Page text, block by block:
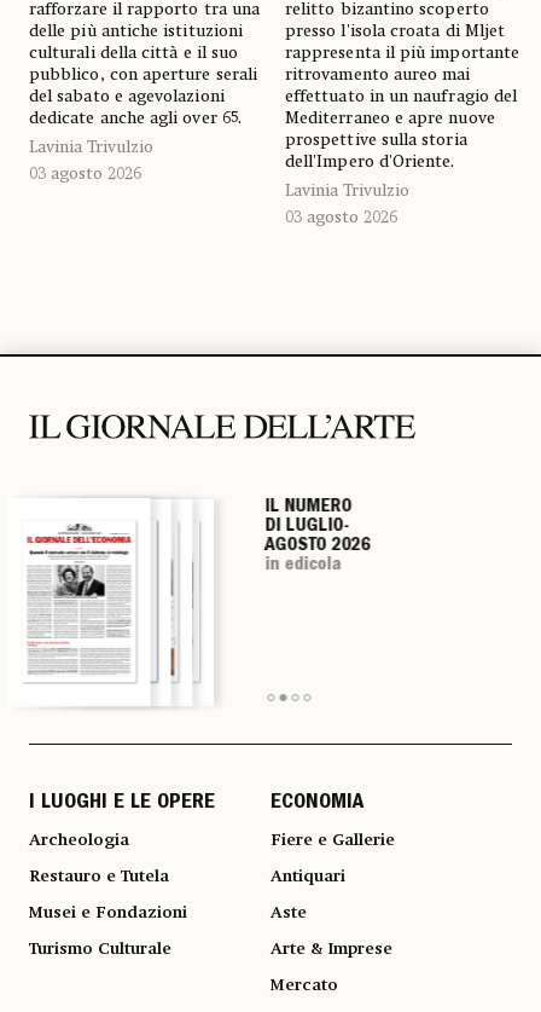
rafforzare il rapporto tra una
delle più antiche istituzioni
culturali della città e il suo
pubblico, con aperture serali
del sabato e agevolazioni
dedicate anche agli over 65.
Lavinia Trivulzio
03 agosto 2026
relitto bizantino scoperto
presso l'isola croata di Mljet
rappresenta il più importante
ritrovamento aureo mai
effettuato in un naufragio del
Mediterraneo e apre nuove
prospettive sulla storia
dell'Impero d'Oriente.
Lavinia Trivulzio
03 agosto 2026
IL NUMERO
DI LUGLIO-
AGOSTO 2026
in edicola
IL NUMERO
DI LUGLIO-
AGOSTO 2026
in edicola
IL NUMERO
DI LUGLIO-
AGOSTO 2026
in edicola
IL NUMERO
DI LUGLIO-
AGOSTO 2026
in edicola
I LUOGHI E LE OPERE
Archeologia
Restauro e Tutela
Musei e Fondazioni
Turismo Culturale
ECONOMIA
Fiere e Gallerie
Antiquari
Aste
Arte & Imprese
Mercato